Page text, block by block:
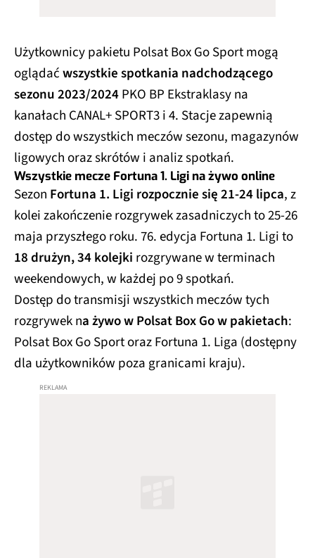
Użytkownicy pakietu Polsat Box Go Sport mogą
oglądaćwszystkie spotkania nadchodzącego
sezonu 2023/2024PKO BP Ekstraklasy na
kanałach CANAL+ SPORT3 i 4. Stacje zapewnią
dostęp do wszystkich meczów sezonu, magazynów
ligowych oraz skrótów i analiz spotkań.
Wszystkie mecze Fortuna 1. Ligi na żywo online
Sezon Fortuna 1. Ligi rozpocznie się 21-24 lipca, z
kolei zakończenie rozgrywek zasadniczych to 25-26
maja przyszłego roku. 76. edycja Fortuna 1. Ligi to
18 drużyn, 34 kolejki rozgrywane w terminach
weekendowych, w każdej po 9 spotkań.
Dostęp do transmisji wszystkich meczów tych
rozgrywek na żywo w Polsat Box Go w pakietach:
Polsat Box Go Sport oraz Fortuna 1. Liga (dostępny
dla użytkowników poza granicami kraju).